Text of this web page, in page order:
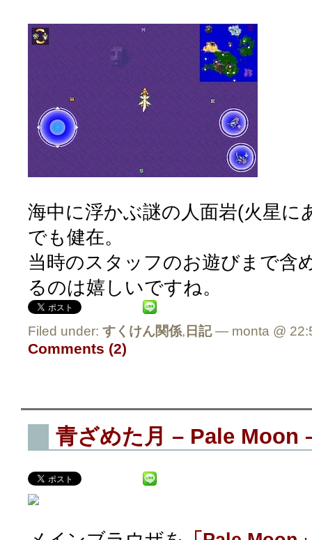
海中に浮かぶ謎の人面岩(火星に
でも健在。
当時のスタッフのお遊びまで含
るのは嬉しいですね。
Filed under: すくけん関係, 日記— monta @
Comments (2)
青ざめた月 – Pale Moon